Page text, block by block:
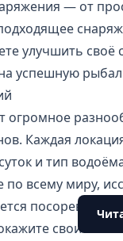
— от
улучшить своё
успешную
огромное
Каждая
и тип
по всему миру,
свои